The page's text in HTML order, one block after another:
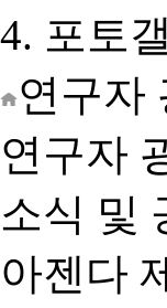
포토
연구자
연구자
소식 및
아젠다